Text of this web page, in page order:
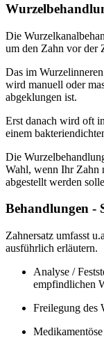
Die
um den Zahn vor der
Das im
wird manuell oder
abgeklungen ist.
Erst danach wird oft
einem
Die
Wahl, wenn Ihr Zahn
abgestellt werden
Behandlungen -
Zahnersatz umfasst
ausführlich erläutern.
Analyse /
empfindlichen
Freilegung des